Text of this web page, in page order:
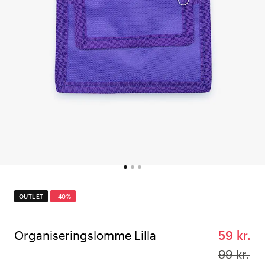
OUTLET -40%
Organiseringslomme Lilla
59 kr.
99 kr.